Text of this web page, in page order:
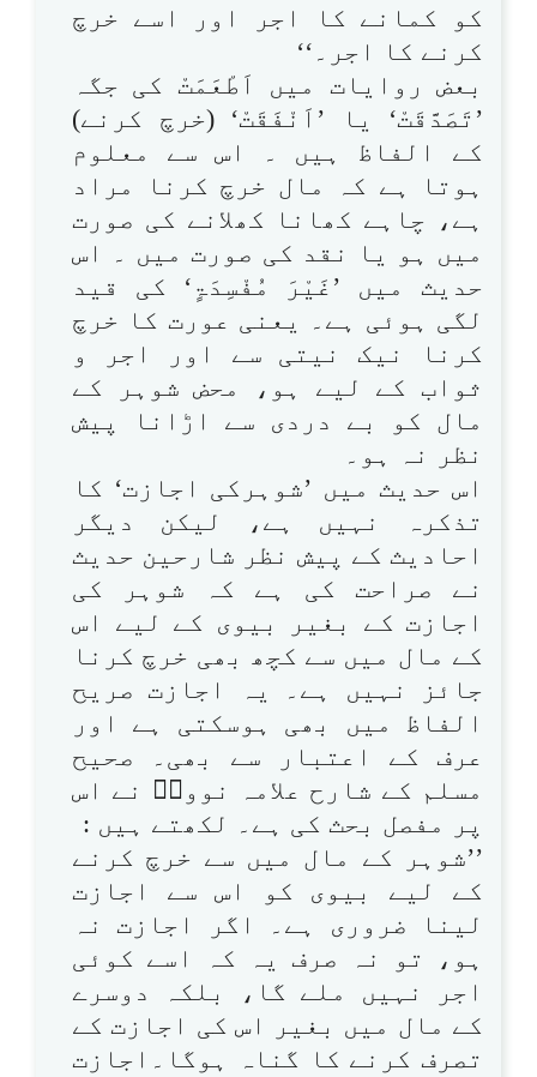
کو کمانے کا اجر اور اسے خرچ
کرنے کا اجر۔‘‘
بعض روایات میں اَطْعَمَتْ کی جگہ
’تَصَدَّقَتْ‘ یا ’اَنْفَقَتْ‘ (خرچ کرنے)
کے الفاظ ہیں ۔ اس سے معلوم
ہوتا ہے کہ مال خرچ کرنا مراد
ہے، چاہے کھانا کھلانے کی صورت
میں ہو یا نقد کی صورت میں ۔ اس
حدیث میں ’غَیْرَ مُفْسِدَۃٍ‘ کی قید
لگی ہوئی ہے۔ یعنی عورت کا خرچ
کرنا نیک نیتی سے اور اجر و
ثواب کے لیے ہو، محض شوہر کے
مال کو بے دردی سے اڑانا پیش
نظر نہ ہو۔
اس حدیث میں ’شوہرکی اجازت‘ کا
تذکرہ نہیں ہے، لیکن دیگر
احادیث کے پیش نظر شارحین حدیث
نے صراحت کی ہے کہ شوہر کی
اجازت کے بغیر بیوی کے لیے اس
کے مال میں سے کچھ بھی خرچ کرنا
جائز نہیں ہے۔ یہ اجازت صریح
الفاظ میں بھی ہوسکتی ہے اور
عرف کے اعتبار سے بھی۔ صحیح
مسلم کے شارح علامہ نوویؒ نے اس
پر مفصل بحث کی ہے۔ لکھتے ہیں :
’’شوہر کے مال میں سے خرچ کرنے
کے لیے بیوی کو اس سے اجازت
لینا ضروری ہے۔ اگر اجازت نہ
ہو، تو نہ صرف یہ کہ اسے کوئی
اجر نہیں ملے گا، بلکہ دوسرے
کے مال میں بغیر اس کی اجازت کے
تصرف کرنے کا گناہ ہوگا۔اجازت